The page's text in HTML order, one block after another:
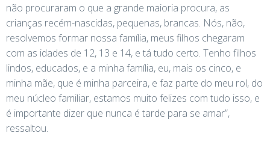
não procuraram o que a grande maioria procura, as
crianças recém-nascidas, pequenas, brancas. Nós, não,
resolvemos formar nossa família, meus filhos chegaram
com as idades de 12, 13 e 14, e tá tudo certo. Tenho filhos
lindos, educados, e a minha família, eu, mais os cinco, e
minha mãe, que é minha parceira, e faz parte do meu rol, do
meu núcleo familiar, estamos muito felizes com tudo isso, e
é importante dizer que nunca é tarde para se amar”,
ressaltou.